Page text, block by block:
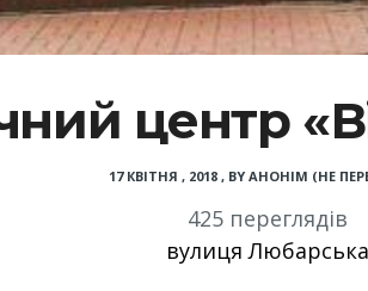
центр
17 КВІТНЯ , 2018 , BY АНОНІМ (НЕ
425 переглядів
вулиця Любарська